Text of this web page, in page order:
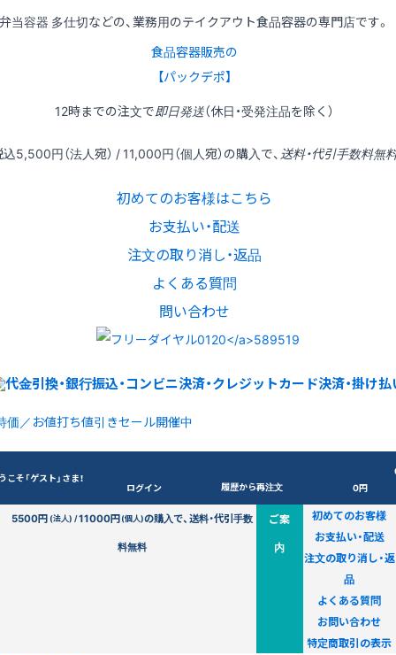
弁当容器 多仕切などの、業務用のテイクアウト食品容器の専門店です。
食品容器販売の
【パックデポ】
12時までの注文で即日発送（休日・受発注品を除く）
込5,500円（法人宛） / 11,000円（個人宛）の購入で、 送料・代引手数料無
初めてのお客様はこちら
お支払い・配送
注文の取り消し・返品
よくある質問
問い合わせ
価／お値打ち値引きセール開催中
こそ「ゲスト」さま！
ログイン 履歴から再注文
0円
5500円(法人) /11000円(個人)の購入で、送料・代引手数
料無料
ご案
内
初めてのお客様
お支払い・配送
注文の取り消し・返
品
よくある質問
お問い合わせ
特定商取引の表示